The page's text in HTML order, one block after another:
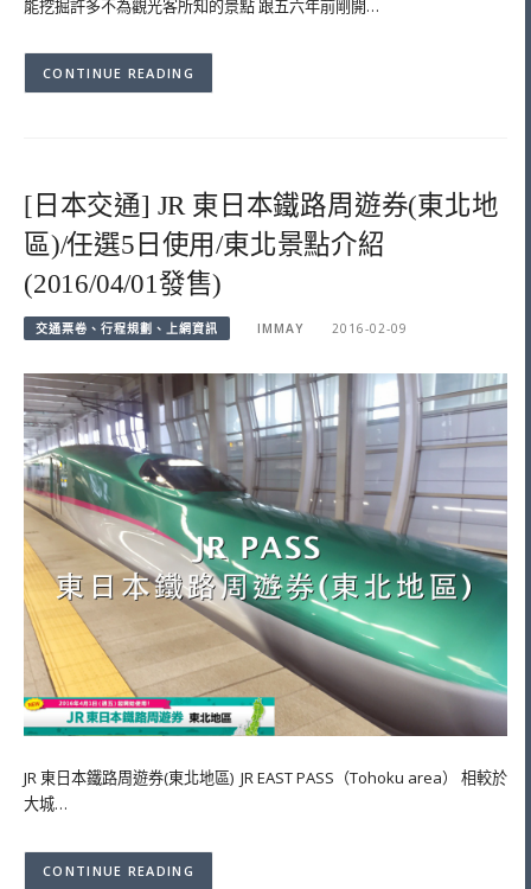
能挖掘許多不為觀光客所知的景點 跟五六年前剛開…
CONTINUE READING
[日本交通] JR 東日本鐵路周遊券(東北地
區)/任選5日使用/東北景點介紹
(2016/04/01發售)
交通票卷、行程規劃、上網資訊 IMMAY 2016-02-09
JR 東日本鐵路周遊券(東北地區) JR EAST PASS（Tohoku area） 相較於
大城…
CONTINUE READING